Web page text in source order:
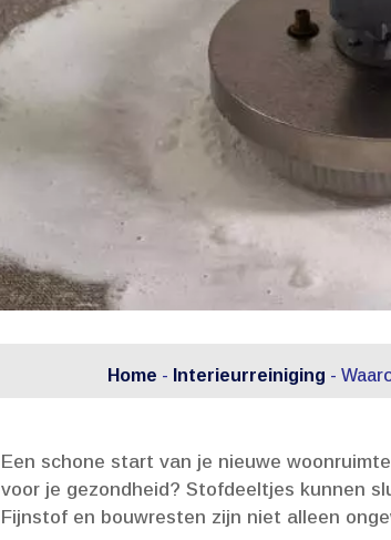
Home - Interieurreiniging -
Een schone start van je nieuwe
voor je gezondheid? Stofdeeltjes kunnen
Fijnstof en bouwresten zijn niet alleen